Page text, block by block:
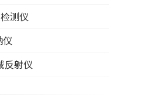
测仪
仪
反射仪